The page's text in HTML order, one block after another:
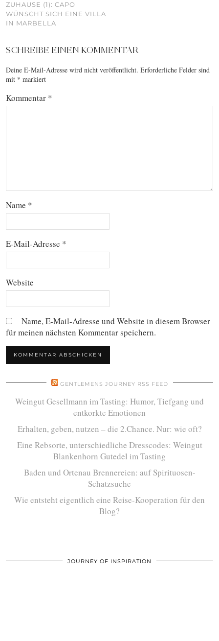
ZUHAUSE (1): CAPO
WÜNSCHT SICH EINE VILLA
IN MARBELLA
SCHREIBE EINEN KOMMENTAR
Deine E-Mail-Adresse wird nicht veröffentlicht. Erforderliche Felder sind
mit * markiert
Kommentar *
Name *
E-Mail-Adresse *
Website
Name, E-Mail-Adresse und Website in diesem Browser
für meinen nächsten Kommentar speichern.
GENTLEMENS JOURNEY RSS FEED
Weingut Gesellmann im Tasting: Humor, Tiefgang und
entkorkte Emotionen
Erhalten, geben, nutzen – die 2.Chance. Nur: wie oft?
Eine Rebsorte, unterschiedliche Dresscodes: Weingut
Blankenhorn Gutedel im Tasting
Baden und Ortenau Brennereien: auf Spirituosen-
Schatzsuche
Wie entsteht eigentlich eine Reise-Kooperation für den
Blog?
JOURNEY OF INSPIRATION